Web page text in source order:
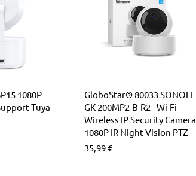
1080P
Tuya
GloboStar® 80033 SONOFF
GK-200MP2-B-R2 - Wi-Fi
Wireless IP Security Camera
1080P IR Night Vision PTZ
35,99€